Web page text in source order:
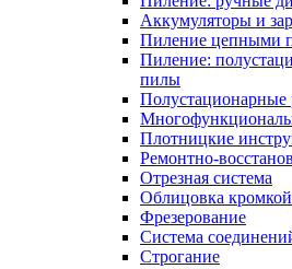
Аккумуляторы и
Пиление цепными
Пиление:
пилы
Полустационарные
Плотницкие
Ремонтно-
Отрезная система
Облицовка кромкой
Фрезерование
Система
Строгание